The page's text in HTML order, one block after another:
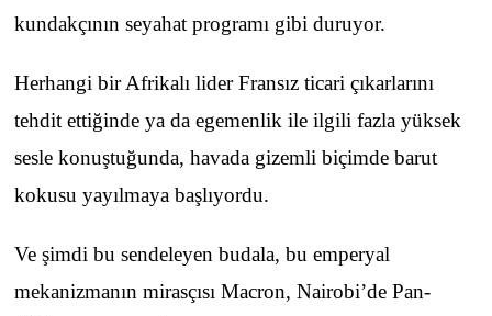
kundakçının seyahat programı gibi duruyor.
Herhangi bir Afrikalı lider Fransız ticari çıkarlarını
tehdit ettiğinde ya da egemenlik ile ilgili fazla yüksek
sesle konuştuğunda, havada gizemli biçimde barut
kokusu yayılmaya başlıyordu.
Ve şimdi bu sendeleyen budala, bu emperyal
mekanizmanın mirasçısı Macron, Nairobi’de Pan-